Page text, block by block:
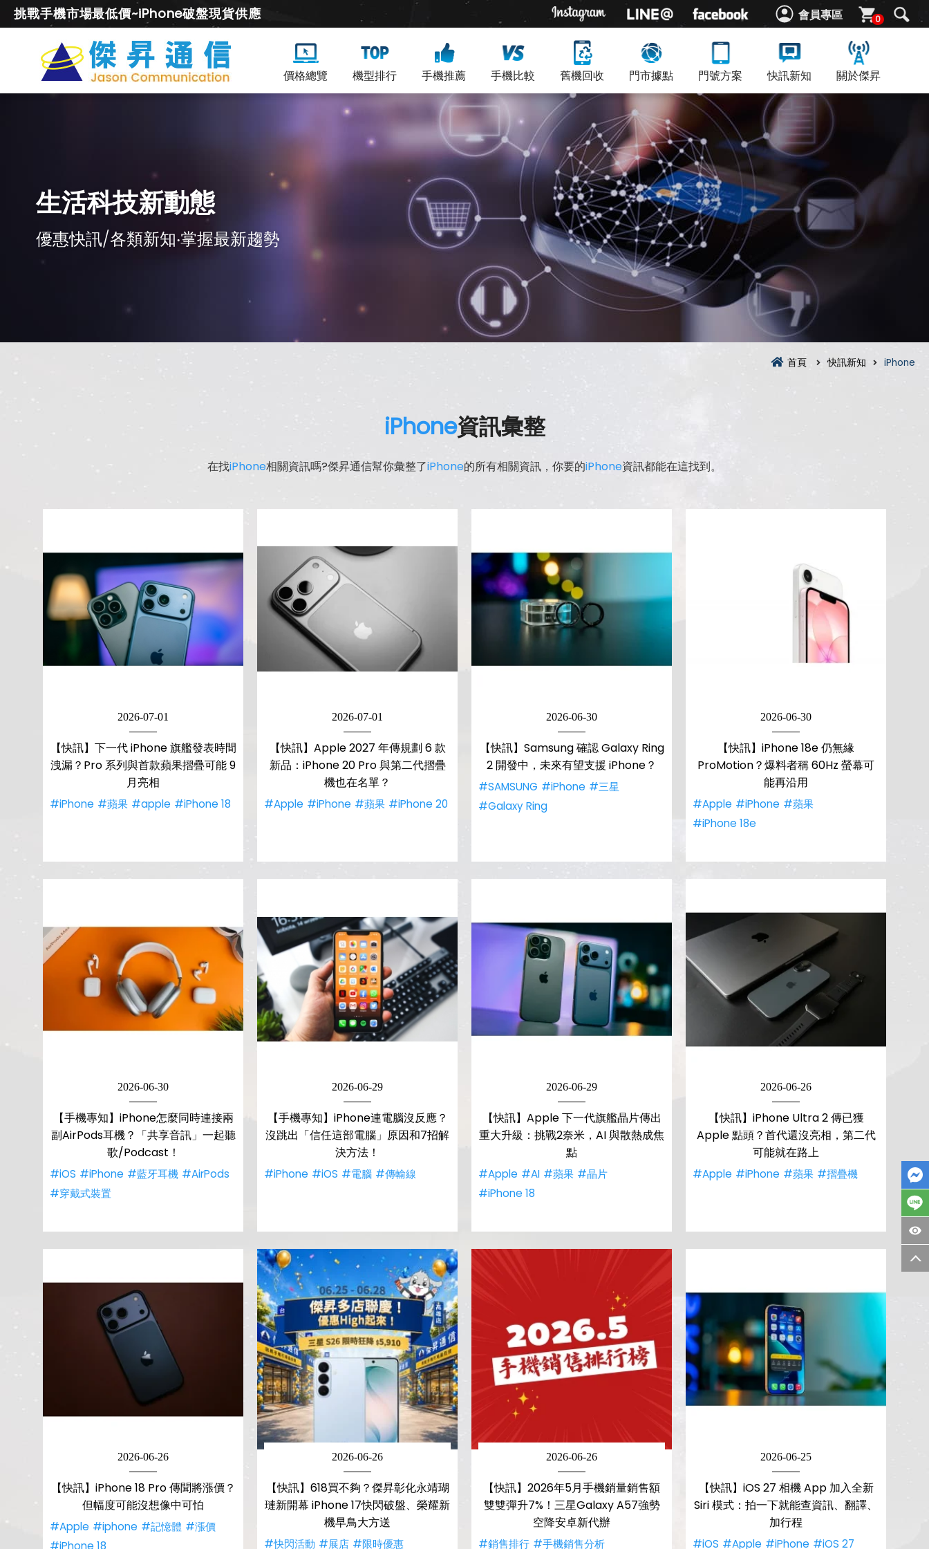
會員專區 0
挑戰手機市場最低價~iPhone破盤現貨供應
價格總覽 機型排行 手機推薦 手機比較 舊機回收 門市據點 門號方案 快訊新知 關於傑昇
生活科技新動態
優惠快訊/各類新知‧掌握最新趨勢
首頁 快訊新知 iPhone
iPhone資訊彙整
在找iPhone相關資訊嗎?傑昇通信幫你彙整了iPhone的所有相關資訊，你要的iPhone資訊都能在這找到。
2026-07-01
【快訊】下一代 iPhone 旗艦發表時間
洩漏？Pro 系列與首款蘋果摺疊可能 9
月亮相
#iPhone #蘋果 #apple #iPhone 18
2026-07-01
【快訊】Apple 2027 年傳規劃 6 款
新品：iPhone 20 Pro 與第二代摺疊
機也在名單？
#Apple #iPhone #蘋果 #iPhone 20
2026-06-30
【快訊】Samsung 確認 Galaxy Ring
2 開發中，未來有望支援 iPhone？
#SAMSUNG #iPhone #三星
#Galaxy Ring
2026-06-30
【快訊】iPhone 18e 仍無緣
ProMotion？爆料者稱 60Hz 螢幕可
能再沿用
#Apple #iPhone #蘋果
#iPhone 18e
2026-06-30
【手機專知】iPhone怎麼同時連接兩
副AirPods耳機？「共享音訊」一起聽
歌/Podcast！
#iOS #iPhone #藍牙耳機 #AirPods
#穿戴式裝置
2026-06-29
【手機專知】iPhone連電腦沒反應？
沒跳出「信任這部電腦」原因和7招解
決方法！
#iPhone #iOS #電腦 #傳輸線
2026-06-29
【快訊】Apple 下一代旗艦晶片傳出
重大升級：挑戰2奈米，AI 與散熱成焦
點
#Apple #AI #蘋果 #晶片
#iPhone 18
2026-06-26
【快訊】iPhone Ultra 2 傳已獲
Apple 點頭？首代還沒亮相，第二代
可能就在路上
#Apple #iPhone #蘋果 #摺疊機
2026-06-26
【快訊】iPhone 18 Pro 傳聞將漲價？
但幅度可能沒想像中可怕
#Apple #iphone #記憶體 #漲價
#iPhone 18
2026-06-26
【快訊】618買不夠？傑昇彰化永靖瑚
璉新開幕 iPhone 17快閃破盤、榮耀新
機早鳥大方送
#快閃活動 #展店 #限時優惠
2026-06-26
【快訊】2026年5月手機銷量銷售額
雙雙彈升7%！三星Galaxy A57強勢
空降安卓新代辦
#銷售排行 #手機銷售分析
2026-06-25
【快訊】iOS 27 相機 App 加入全新
Siri 模式：拍一下就能查資訊、翻譯、
加行程
#iOS #Apple #iPhone #iOS 27